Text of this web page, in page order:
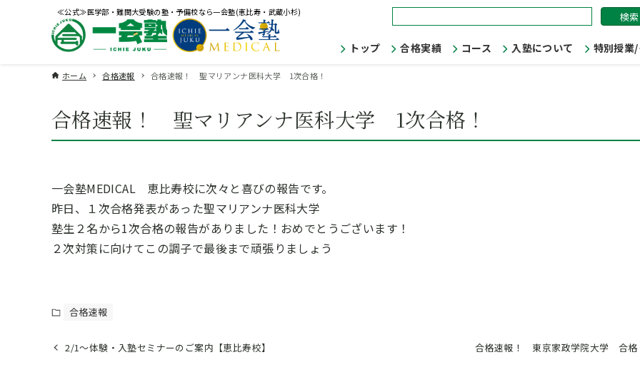
≪公式≫医学部・難関大受験の塾・予備校なら一会塾(恵比寿・武蔵小杉)
索:
トップ 合格実績 コース 入塾について 特別授業
ホーム 合格速報 合格速報！ 聖マリアンナ医科大学 1次合格！
合格速報！ 聖マリアンナ医科大学 1次合格！
一会塾MEDICAL 恵比寿校に次々と喜びの報告です。
昨日、１次合格発表があった聖マリアンナ医科大学
塾生２名から1次合格の報告がありました！おめでとうございます！
２次対策に向けてこの調子で最後まで頑張りましょう
合格速報
2/1～体験・入塾セミナーのご案内【恵比寿校】 合格速報！ 東京家政学院大学 合格